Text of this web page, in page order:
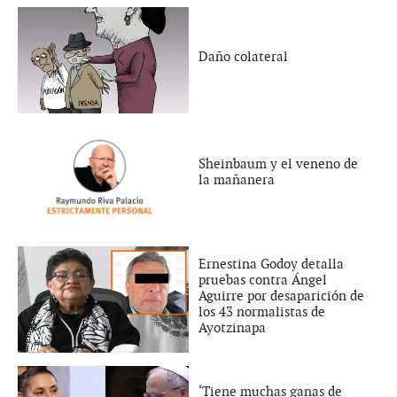
Daño colateral
Sheinbaum y el veneno de
la mañanera
Ernestina Godoy detalla
pruebas contra Ángel
Aguirre por desaparición de
los 43 normalistas de
Ayotzinapa
‘Tiene muchas ganas de